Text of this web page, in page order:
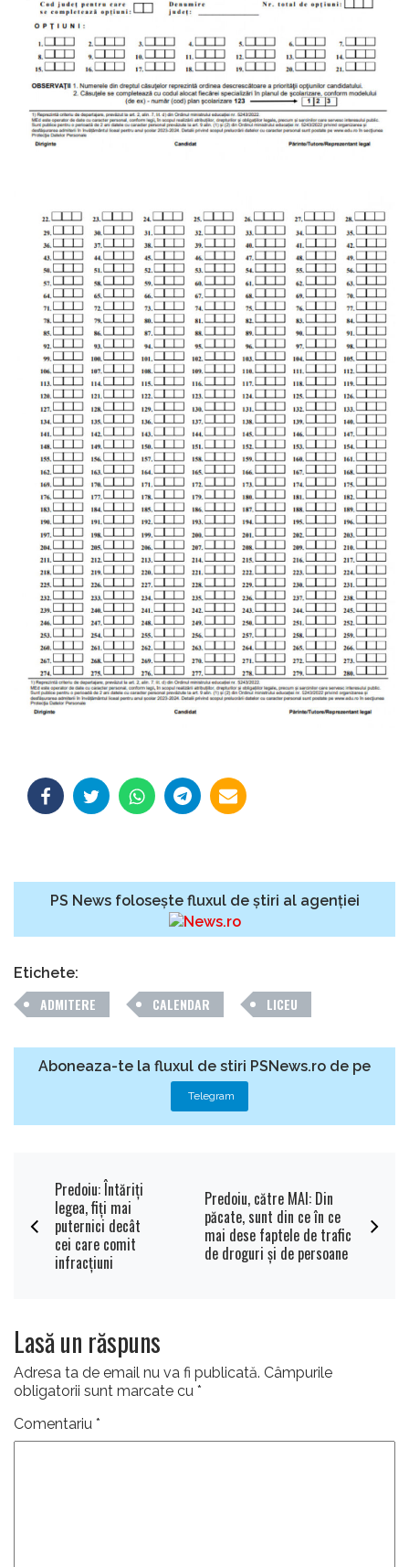
PS News folosește fluxul de știri al agenției
Etichete:
ADMITERE CALENDAR LICEU
Aboneaza-te la fluxul de stiri PSNews.ro de pe
Telegram
Predoiu: Întăriți
legea, fiți mai
puternici decât
cei care comit
infracţiuni
Predoiu, către MAI: Din
păcate, sunt din ce în ce
mai dese faptele de trafic
de droguri şi de persoane
Lasă un răspuns
Adresa ta de email nu va fi publicată. Câmpurile
obligatorii sunt marcate cu *
Comentariu *